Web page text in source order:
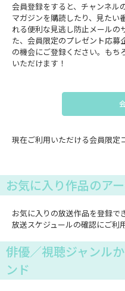
会員登録をすると、チャンネル
マガジンを購読したり、見たい
れる便利な見逃し防止メールの
た、会員限定のプレゼント応募
の機会にご登録ください。もち
いただけます！
現在ご利用いただける会員限定
お気に入り作品のア
お気に入りの放送作品を登録で
放送スケジュールの確認にご利
俳優／視聴ジャンル
ンド